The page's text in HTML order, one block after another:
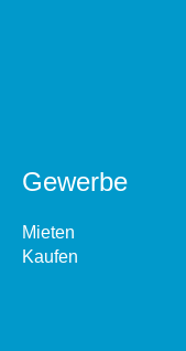
Gewerbe
Mieten
Kaufen